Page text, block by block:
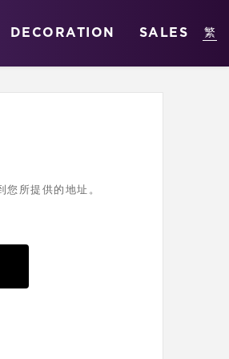
DECORATION SALES
所提供的地址。